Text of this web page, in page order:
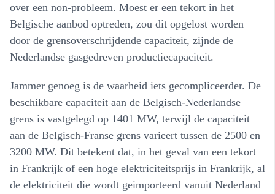
over een non-probleem. Moest er een tekort in het
Belgische aanbod optreden, zou dit opgelost worden
door de grensoverschrijdende capaciteit, zijnde de
Nederlandse gasgedreven productiecapaciteit.
Jammer genoeg is de waarheid iets gecompliceerder. De
beschikbare capaciteit aan de Belgisch-Nederlandse
grens is vastgelegd op 1401 MW, terwijl de capaciteit
aan de Belgisch-Franse grens varieert tussen de 2500 en
3200 MW. Dit betekent dat, in het geval van een tekort
in Frankrijk of een hoge elektriciteitsprijs in Frankrijk, al
de elektriciteit die wordt geimporteerd vanuit Nederland